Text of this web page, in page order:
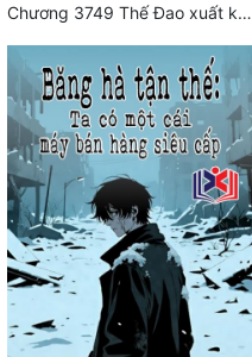
Chương 3749 Thế Đao xuất kích